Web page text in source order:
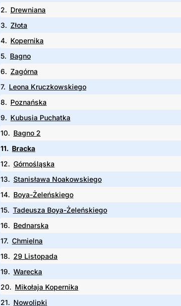
2. Drewniana
3. Złota
4. Kopernika
5. Bagno
6. Zagórna
7. Leona Kruczkowskiego
8. Poznańska
9. Kubusia Puchatka
10. Bagno 2
11. Bracka
12. Górnośląska
13. Stanisława Noakowskiego
14. Boya-Żeleńskiego
15. Tadeusza Boya-Żeleńskiego
16. Bednarska
17. Chmielna
18. 29 Listopada
19. Warecka
20. Mikołaja Kopernika
21. Nowolipki